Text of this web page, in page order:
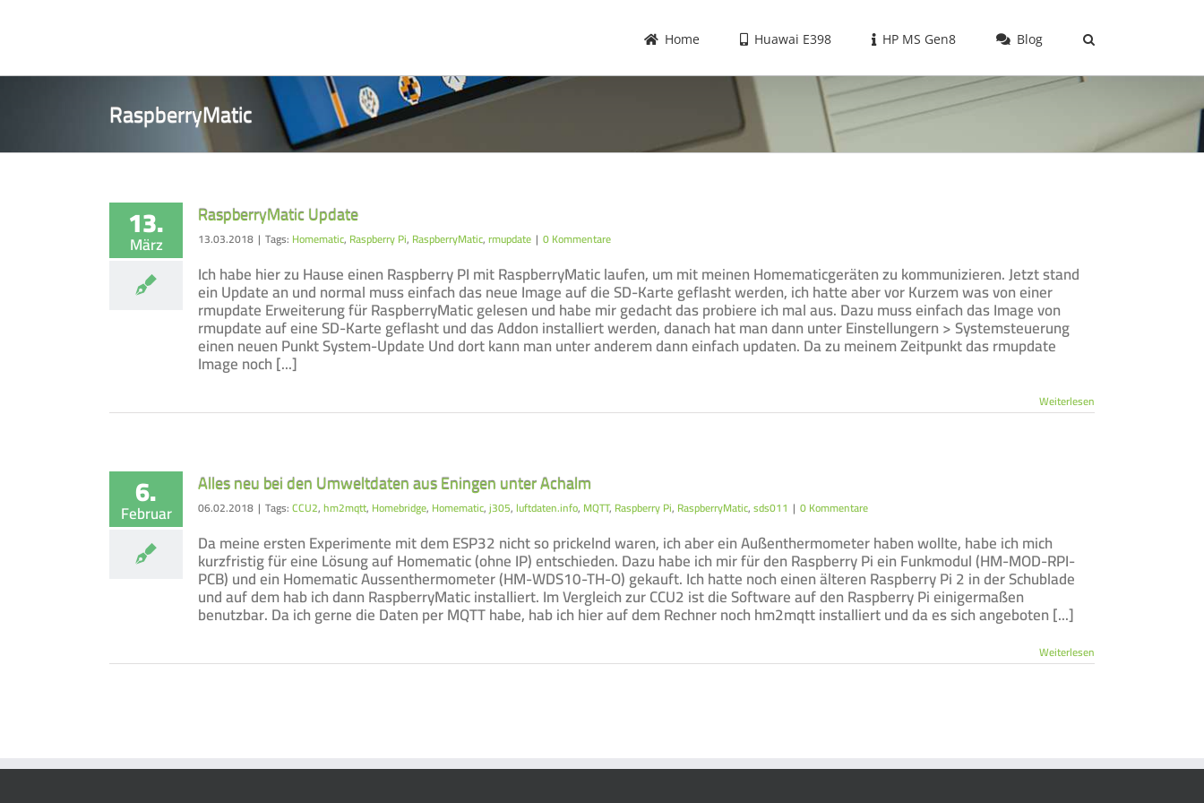
Home Huawai E398 HP MS Gen8 Blog
RaspberryMatic
13.
März
RaspberryMatic Update
13.03.2018 | Tags: Homematic, Raspberry Pi, RaspberryMatic,rmupdate | 0 Kommentare
Ich habe hier zu Hause einen Raspberry PI mit RaspberryMatic laufen, um mit meinen Homematicgeräten zu kommunizieren. Jetzt stand
ein Update an und normal muss einfach das neue Image auf die SD-Karte geflasht werden, ich hatte aber vor Kurzem was von einer
rmupdate Erweiterung für RaspberryMatic gelesen und habe mir gedacht das probiere ich mal aus. Dazu muss einfach das Image von
rmupdate auf eine SD-Karte geflasht und das Addon installiert werden, danach hat man dann unter Einstellungern > Systemsteuerung
einen neuen Punkt System-Update Und dort kann man unter anderem dann einfach updaten. Da zu meinem Zeitpunkt das rmupdate
Image noch [...]
Weiterlesen
6.
Februar
Alles neu bei den Umweltdaten aus Eningen unter Achalm
06.02.2018 | Tags:CCU2,hm2mqtt, Homebridge, Homematic,j305, luftdaten.info, MQTT, Raspberry Pi, RaspberryMatic,sds011 | 0 Kommentare
Da meine ersten Experimente mit dem ESP32 nicht so prickelnd waren, ich aber ein Außenthermometer haben wollte, habe ich mich
kurzfristig für eine Lösung auf Homematic (ohne IP) entschieden. Dazu habe ich mir für den Raspberry Pi ein Funkmodul (HM-MOD-RPI-
PCB) und ein Homematic Aussenthermometer (HM-WDS10-TH-O) gekauft. Ich hatte noch einen älteren Raspberry Pi 2 in der Schublade
und auf dem hab ich dann RaspberryMatic installiert. Im Vergleich zur CCU2 ist die Software auf den Raspberry Pi einigermaßen
benutzbar. Da ich gerne die Daten per MQTT habe, hab ich hier auf dem Rechner noch hm2mqtt installiert und da es sich angeboten [...]
Weiterlesen